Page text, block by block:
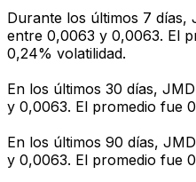
Durante los últimos 7 días,
entre 0,0063 y 0,0063. El
0,24% volatilidad.
En los últimos 30 días,
y 0,0063. El promedio fue
En los últimos 90 días,
y 0,0063. El promedio fue